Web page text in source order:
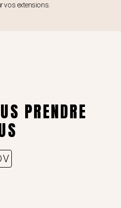
vos extensions.
PRENDRE